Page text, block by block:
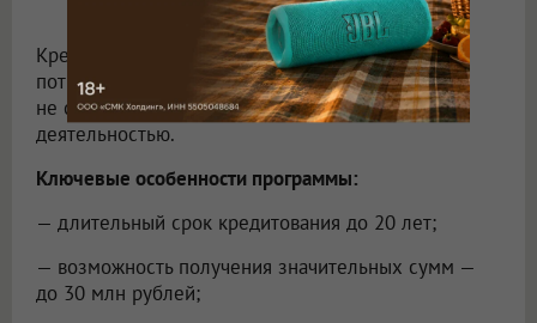
Кредит можно использовать на любые
потребительские цели по выбору заёмщика,
не связанные с предпринимательской
деятельностью.
Ключевые особенности программы:
— длительный срок кредитования до 20 лет;
— возможность получения значительных сумм —
до 30 млн рублей;